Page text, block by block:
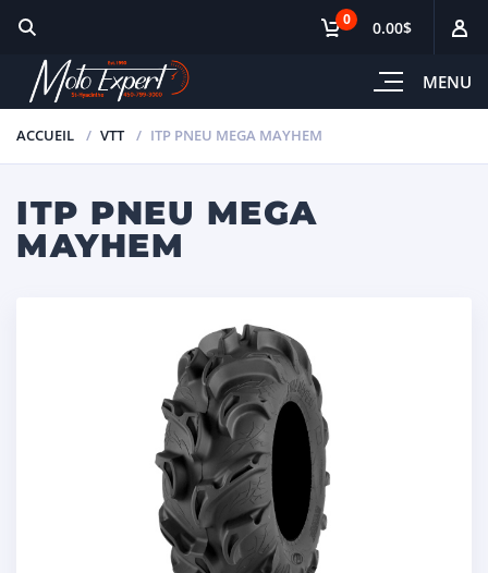
MENU
0 0.00$
ACCUEIL VTT ITP PNEU MEGA MAYHEM
ITP PNEU MEGA
MAYHEM